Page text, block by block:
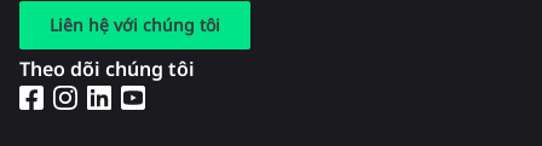
Liên hệ với chúng tôi
Theo dõi chúng tôi